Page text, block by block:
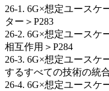
26-1. 6G×想定ユースケ
ター＞P283
26-2. 6G×想定ユースケ
相互作用＞P284
26-3. 6G×想定ユースケ
するすべての技術の統
26-4. 6G×想定ユースケ